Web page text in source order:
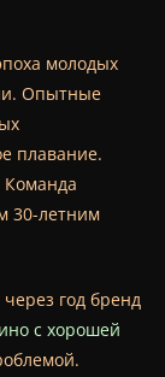
молодых
Опытные
плавание.
Команда
30-летним
год бренд
с хорошей